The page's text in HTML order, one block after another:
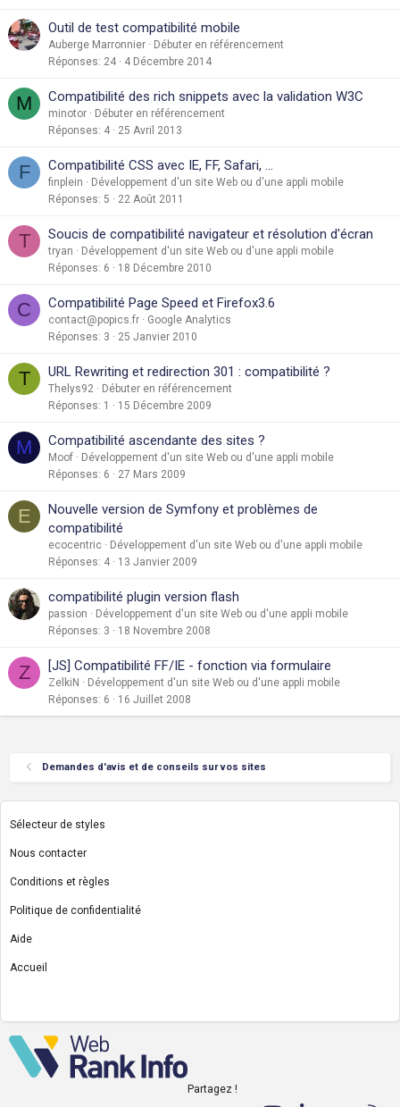
Outil de test compatibilité mobile
Auberge Marronnier
Débuter en référencement
Réponses 24 4 Décembre 2014
M Compatibilité des rich snippets avec la validation W3C
minotor
Débuter en référencement
Réponses 4 25 Avril 2013
F Compatibilité CSS avec IE, FF, Safari, ...
finplein
Développement d'un site Web ou d'une appli mobile
Réponses 5 22 Août 2011
T Soucis de compatibilité navigateur et résolution d'écran
tryan
Développement d'un site Web ou d'une appli mobile
Réponses 6 18 Décembre 2010
C Compatibilité Page Speed et Firefox3.6
contact@popics.fr
Google Analytics
Réponses 3 25 Janvier 2010
T URL Rewriting et redirection 301 : compatibilité ?
Thelys92
Débuter en référencement
Réponses 1 15 Décembre 2009
M Compatibilité ascendante des sites ?
Moof
Développement d'un site Web ou d'une appli mobile
Réponses 6 27 Mars 2009
E
Nouvelle version de Symfony et problèmes de
compatibilité
ecocentric
Développement d'un site Web ou d'une appli mobile
Réponses 4 13 Janvier 2009
compatibilité plugin version flash
passion
Développement d'un site Web ou d'une appli mobile
Réponses 3 18 Novembre 2008
Z [JS] Compatibilité FF/IE - fonction via formulaire
ZelkiN
Développement d'un site Web ou d'une appli mobile
Réponses 6 16 Juillet 2008
Demandes d'avis et de conseils sur vos sites
Sélecteur de styles
Nous contacter
Conditions et règles
Politique de confidentialité
Aide
Accueil
Partagez !